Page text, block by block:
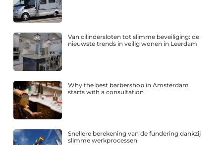
Van cilindersloten tot slimme beveiliging: de
nieuwste trends in veilig wonen in Leerdam
Why the best barbershop in Amsterdam
starts with a consultation
Snellere berekening van de fundering dankzij
slimme werkprocessen